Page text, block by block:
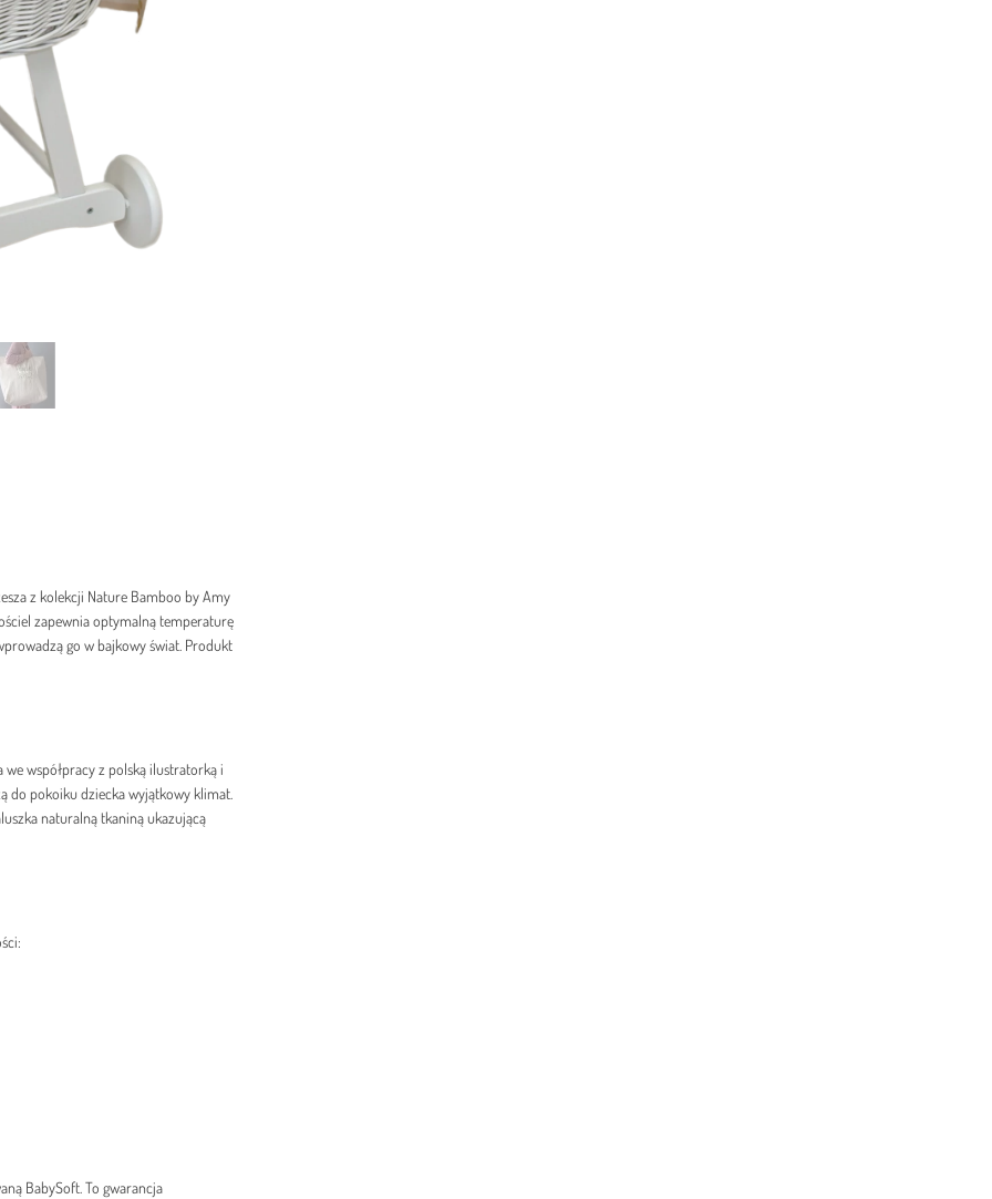
z kolekcji Nature Bamboo by Amy
zapewnia optymalną temperaturę
go w bajkowy świat. Produkt
we współpracy z polską ilustratorką i
do pokoiku dziecka wyjątkowy klimat.
naturalną tkaniną ukazującą
BabySoft. To gwarancja